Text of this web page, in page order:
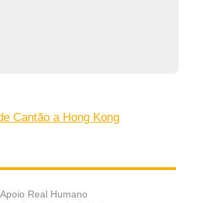
Cantão a Hong Kong
Apoio Real Humano